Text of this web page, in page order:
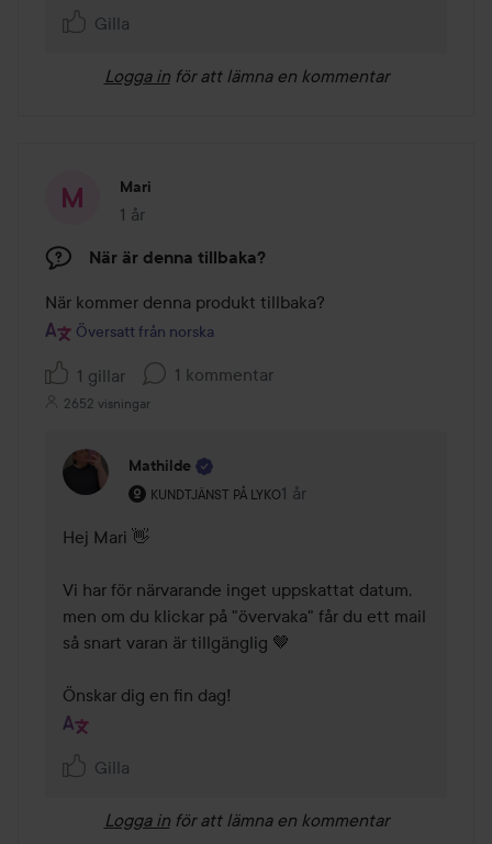
Gilla
Logga in för att lämna en kommentar
Mari
1 år
Inlägget skapades 1 år
När är denna tillbaka?
När kommer denna produkt tillbaka?
Översatt från norska
1 gillar 1 kommentar
2652 visningar
Mathilde
KUNDTJÄNST PÅ LYKO
Användarens roll: Kundtjänst på Lyko.
1 år
Kommentaren lades 1 år
Hej Mari 👋
Vi har för närvarande inget uppskattat datum,
men om du klickar på "övervaka" får du ett mail
så snart varan är tillgänglig 🤎
Önskar dig en fin dag!
Gilla
Logga in för att lämna en kommentar